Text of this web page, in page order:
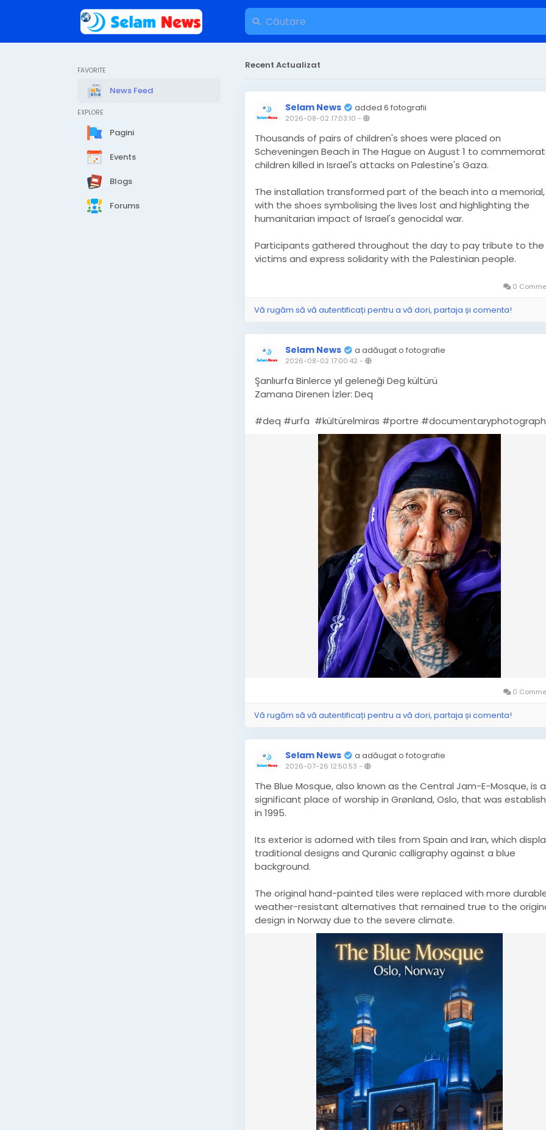
FAVORITE
News Feed
EXPLORE
Pagini
Events
Blogs
Forums
Recent Actualizat
Selam News added 6 fotografii
2026-08-02 17:03:10 -
Thousands of pairs of children's shoes were placed on
Scheveningen Beach in The Hague on August 1 to
children killed in Israel's attacks on Palestine's Gaza.
The installation transformed part of the beach into a memorial,
with the shoes symbolising the lives lost and highlighting the
humanitarian impact of Israel's genocidal war.
Participants gathered throughout the day to pay tribute to the
victims and express solidarity with the Palestinian people.
0
Vă rugăm să vă autentificați pentru a vă dori, partaja și comenta!
Selam News a adăugat o fotografie
2026-08-02 17:00:42 -
Şanlıurfa Binlerce yıl geleneği Deg kültürü
Zamana Direnen İzler: Deq
⁠#deq ⁠#urfa ⁠ ⁠#kültürelmiras ⁠#portre
0
Vă rugăm să vă autentificați pentru a vă dori, partaja și comenta!
Selam News a adăugat o fotografie
2026-07-26 12:50:53 -
The Blue Mosque, also known as the Central Jam-E-Mosque, is a
significant place of worship in Grønland, Oslo, that was
in 1995.
Its exterior is adorned with tiles from Spain and Iran, which
traditional designs and Quranic calligraphy against a blue
background.
The original hand-painted tiles were replaced with more
weather-resistant alternatives that remained true to the
design in Norway due to the severe climate.